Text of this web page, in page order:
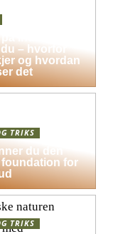
indersiden
– hvorfor
og hvordan
det
TRIKS
du den
for
TRIKS